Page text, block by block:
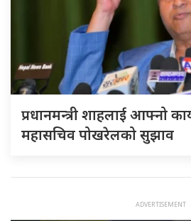
प्रधानमन्त्री शाहलाई आफ्नो
महासचिव पोखरेलको सुझाव